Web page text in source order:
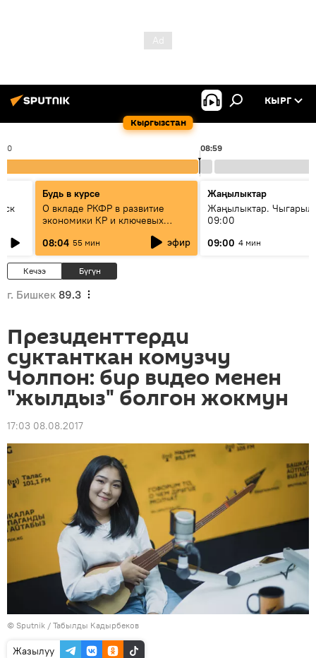
Кыргызстан
КЫРГ
08:59
Будь в курсе
О вкладе РКФР в развитие
экономики КР и ключевых
08:04 55 мин эфир
Жаңылыктар
Жаңылыктар.
09:00
09:00 4 мин
Кечээ Бүгүн
г. Бишкек 89.3
Президенттерди
суктанткан комузчу
Чолпон: бир видео менен
"жылдыз" болгон жокмун
17:03 08.08.2017
© Sputnik / Табылды Кадырбеков
Жазылуу